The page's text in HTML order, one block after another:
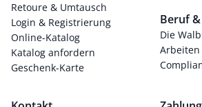
Retoure & Umtausch
Login & Registrierung
Online-Katalog
Katalog anfordern
Geschenk-Karte
Beruf
Die
Arbeiten